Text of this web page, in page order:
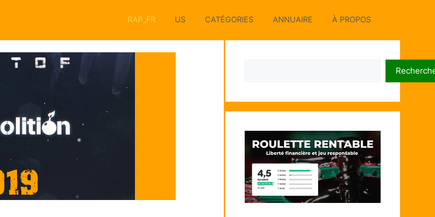
RAP_FR US CATÉGORIES ANNUAIRE À PROPOS